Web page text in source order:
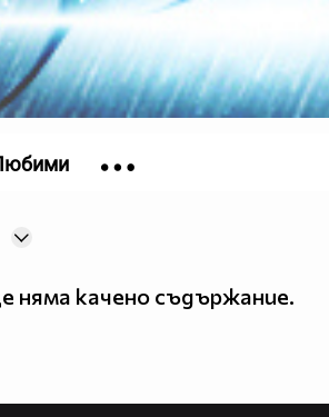
качено съдържание.